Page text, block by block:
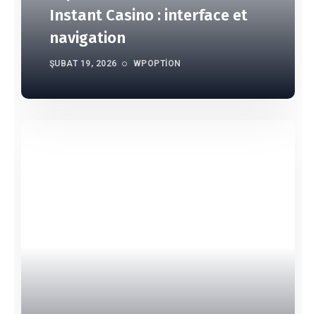
Instant Casino : interface et
navigation
ŞUBAT 19, 2026 WPOPTION